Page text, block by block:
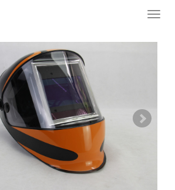
导